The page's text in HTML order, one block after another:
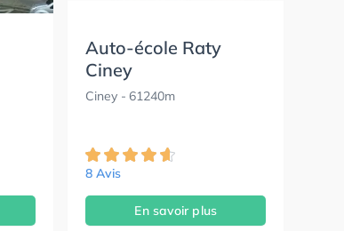
Auto-école Raty
Ciney
Ciney- 61240m
8 Avis
En savoir plus